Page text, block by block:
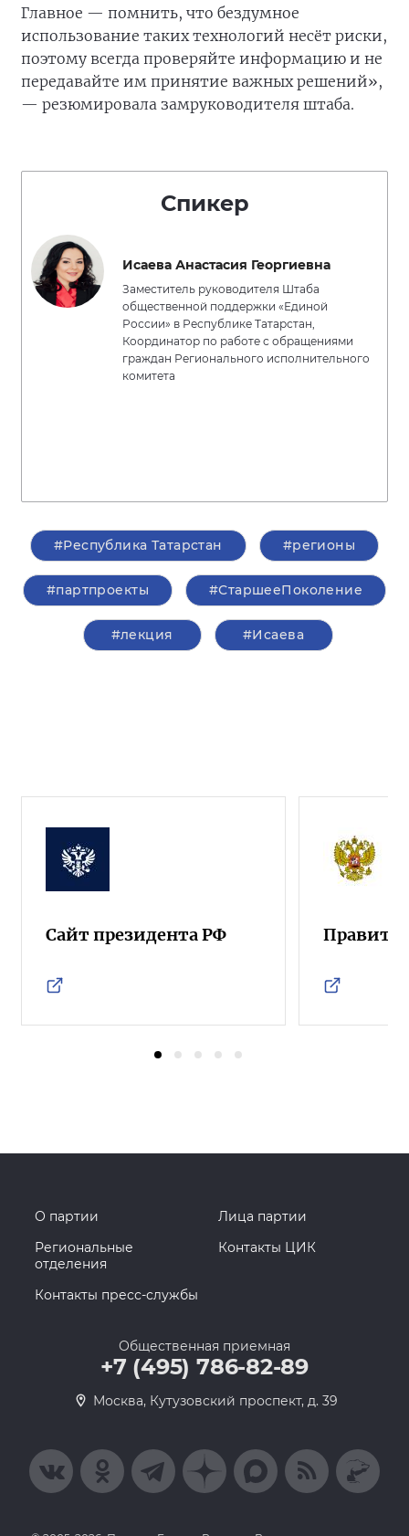
Главное — помнить, что бездумное
использование таких технологий несёт риски,
поэтому всегда проверяйте информацию и не
передавайте им принятие важных решений»,
— резюмировала замруководителя штаба.
Спикер
Исаева Анастасия Георгиевна
Заместитель руководителя Штаба
общественной поддержки «Единой
России» в Республике Татарстан,
Координатор по работе с обращениями
граждан Регионального исполнительного
комитета
#Республика Татарстан #регионы
#партпроекты #СтаршееПоколение
#лекция #Исаева
Сайт президента РФ
О партии
Лица партии
Региональные
отделения
Контакты ЦИК
Контакты пресс-службы
Общественная приемная
+7 (495) 786-82-89
Москва, Кутузовский проспект, д. 39